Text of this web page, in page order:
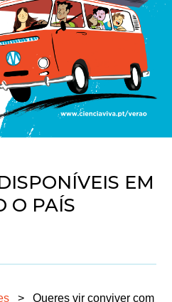
EM
O PAÍS
>
Queres vir conviver com